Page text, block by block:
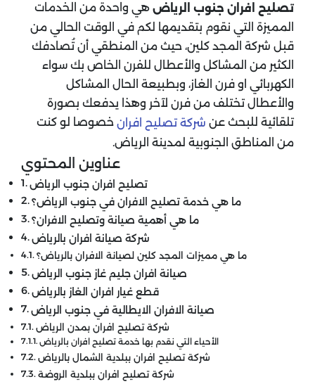
تصليح افران جنوب الرياض هي واحدة من الخدمات
المميزة التي نقوم بتقديمها لكم في الوقت الحالي من
قبل شركة المجد كلين، حيث من المنطقي أن تُصادفك
الكثير من المشاكل والأعطال للفرن الخاص بك سواء
الكهربائي او فرن الغاز، وبطبيعة الحال المشاكل
والأعطال تختلف من فرن لآخر وهذا يدفعك بصورة
تلقائية للبحث عن شركة تصليح افران خصوصا لو كنت
من المناطق الجنوبية لمدينة الرياض.
عناوين المحتوي
تصليح افران جنوب الرياض
ما هي خدمة تصليح الافران في جنوب الرياض؟
ما هي أهمية صيانة وتصليح الافران؟
شركة صيانة افران بالرياض
ما هي مميزات المجد كلين لصيانة الافران بالرياض؟
صيانة افران جليم غاز جنوب الرياض
قطع غيار افران الغاز بالرياض
صيانة الافران الايطالية في جنوب الرياض
شركة تصليح افران بمدن الرياض
الأحياء التي نقدم بها خدمة تصليح افران بالرياض
شركة تصليح افران ببلدية الشمال بالرياض
شركة تصليح افران ببلدية الروضة